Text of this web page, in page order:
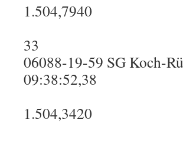
1.504,7940
33
06088-19-59 SG Koch-
09:38:52,38
1.504,3420